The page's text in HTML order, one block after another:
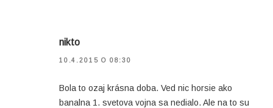
nikto
10.4.2015 O 08:30
Bola to ozaj krásna doba. Ved nic horsie ako
banalna 1. svetova vojna sa nedialo. Ale na to su